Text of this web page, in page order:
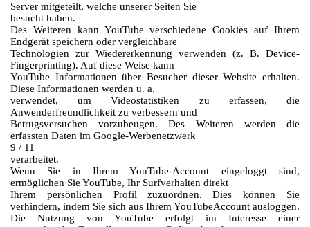
Server mitgeteilt, welche unserer Seiten Sie
besucht haben.
Des Weiteren kann YouTube verschiedene Cookies auf Ihrem
Endgerät speichern oder vergleichbare
Technologien zur Wiedererkennung verwenden (z. B. Device-
Fingerprinting). Auf diese Weise kann
YouTube Informationen über Besucher dieser Website erhalten.
Diese Informationen werden u. a.
verwendet, um Videostatistiken zu erfassen, die
Anwenderfreundlichkeit zu verbessern und
Betrugsversuchen vorzubeugen. Des Weiteren werden die
erfassten Daten im Google-Werbenetzwerk
9 / 11
verarbeitet.
Wenn Sie in Ihrem YouTube-Account eingeloggt sind,
ermöglichen Sie YouTube, Ihr Surfverhalten direkt
Ihrem persönlichen Profil zuzuordnen. Dies können Sie
verhindern, indem Sie sich aus Ihrem YouTubeAccount ausloggen.
Die Nutzung von YouTube erfolgt im Interesse einer